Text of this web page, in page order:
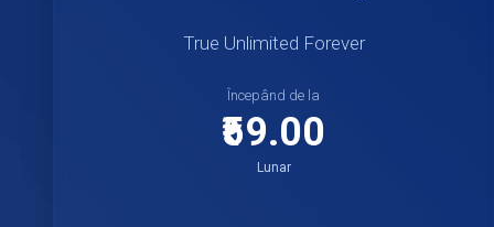
True Unlimited Forever
Începând de la
₹59.00
Lunar